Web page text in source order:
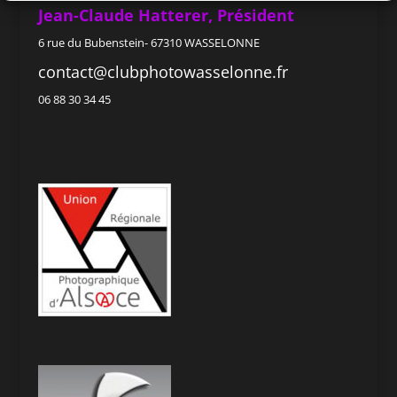
Jean-Claude Hatterer, Président
6 rue du Bubenstein- 67310 WASSELONNE
contact@clubphotowasselonne.fr
06 88 30 34 45